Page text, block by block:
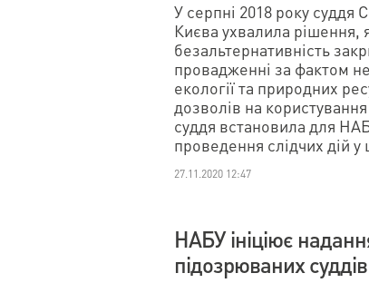
У серпні 2018 року суддя
Києва ухвалила
безальтернативність
провадженні за фактом
екології та природних
дозволів на
суддя встановила для
проведення слідчих дій у
27.11.2020 12:47
НАБУ ініціює
підозрюваних